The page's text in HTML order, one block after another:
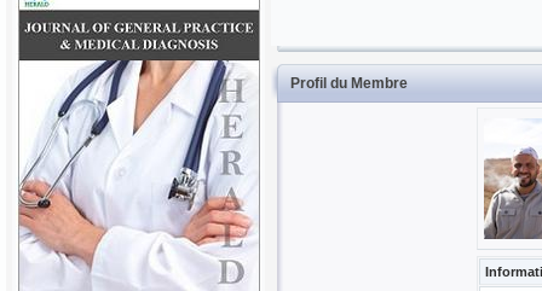
Profil du Membre